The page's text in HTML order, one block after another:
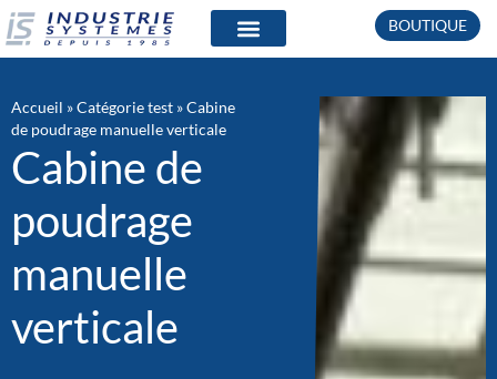
BOUTIQUE
Accueil »Catégorie test »Cabine
de poudrage manuelle verticale
Cabine de
poudrage
manuelle
verticale